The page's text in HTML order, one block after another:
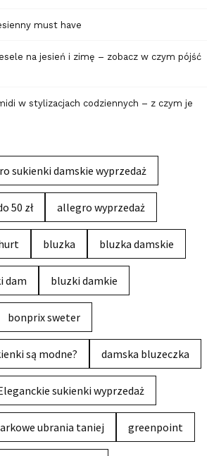
must have
na jesień i zimę – zobacz w czym pójść
w stylizacjach codziennych – z czym je
sukienki damskie wyprzedaż
50 zł allegro wyprzedaż
bluzka bluzka damskie
dam bluzki damkie
bonprix sweter
są modne? damska bluzeczka
sukienki wyprzedaż
ubrania taniej greenpoint